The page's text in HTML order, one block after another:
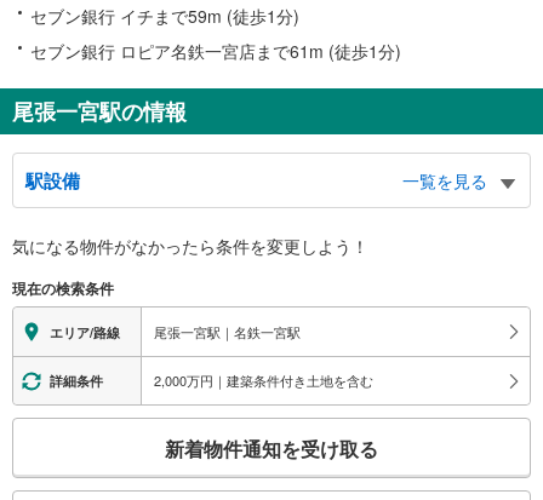
セブン銀行 イチまで59m (徒歩1分)
セブン銀行 ロピア名鉄一宮店まで61m (徒歩1分)
尾張一宮駅の情報
駅設備
一覧を見る
※段差なしでの移動経路
地上⇔改札⇔ホーム：○
エレベータ
・各ホーム⇔改札
エスカレータ
・各ホーム⇔改札
・改札内
気になる物件がなかったら条件を変更しよう！
現在の検索条件
エリア/路線 尾張一宮駅｜名鉄一宮駅
詳細条件 2,000万円｜建築条件付き土地を含む
検
新着物件通知を受け取る